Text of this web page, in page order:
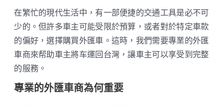
在繁忙的現代生活中，有一部便捷的交通工具是必不可
少的。但許多車主可能受限於預算，或者對於特定車款
的偏好，選擇購買外匯車。這時，我們需要專業的外匯
車商來帮助車主將车運回台灣，讓車主可以享受到完整
的服務。
專業的外匯車商為何重要